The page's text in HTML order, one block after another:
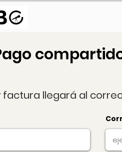
factura llegará al